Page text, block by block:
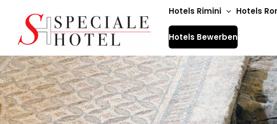
springen
Hotels Rimini Hotels
Hotels Bewerben